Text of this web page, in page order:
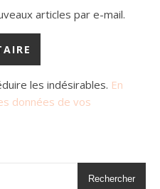
articles par e-mail.
les indésirables. En
données de vos
Rechercher